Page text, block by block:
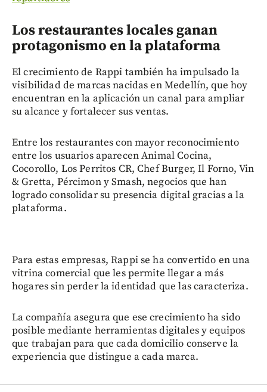
Los restaurantes locales ganan
protagonismo en la plataforma
El crecimiento de Rappi también ha impulsado la
visibilidad de marcas nacidas en Medellín, que hoy
encuentran en la aplicación un canal para ampliar
su alcance y fortalecer sus ventas.
Entre los restaurantes con mayor reconocimiento
entre los usuarios aparecen Animal Cocina,
Cocorollo, Los Perritos CR, Chef Burger, Il Forno, Vin
& Gretta, Pércimon y Smash, negocios que han
logrado consolidar su presencia digital gracias a la
plataforma.
Para estas empresas, Rappi se ha convertido en una
vitrina comercial que les permite llegar a más
hogares sin perder la identidad que las caracteriza.
La compañía asegura que ese crecimiento ha sido
posible mediante herramientas digitales y equipos
que trabajan para que cada domicilio conserve la
experiencia que distingue a cada marca.